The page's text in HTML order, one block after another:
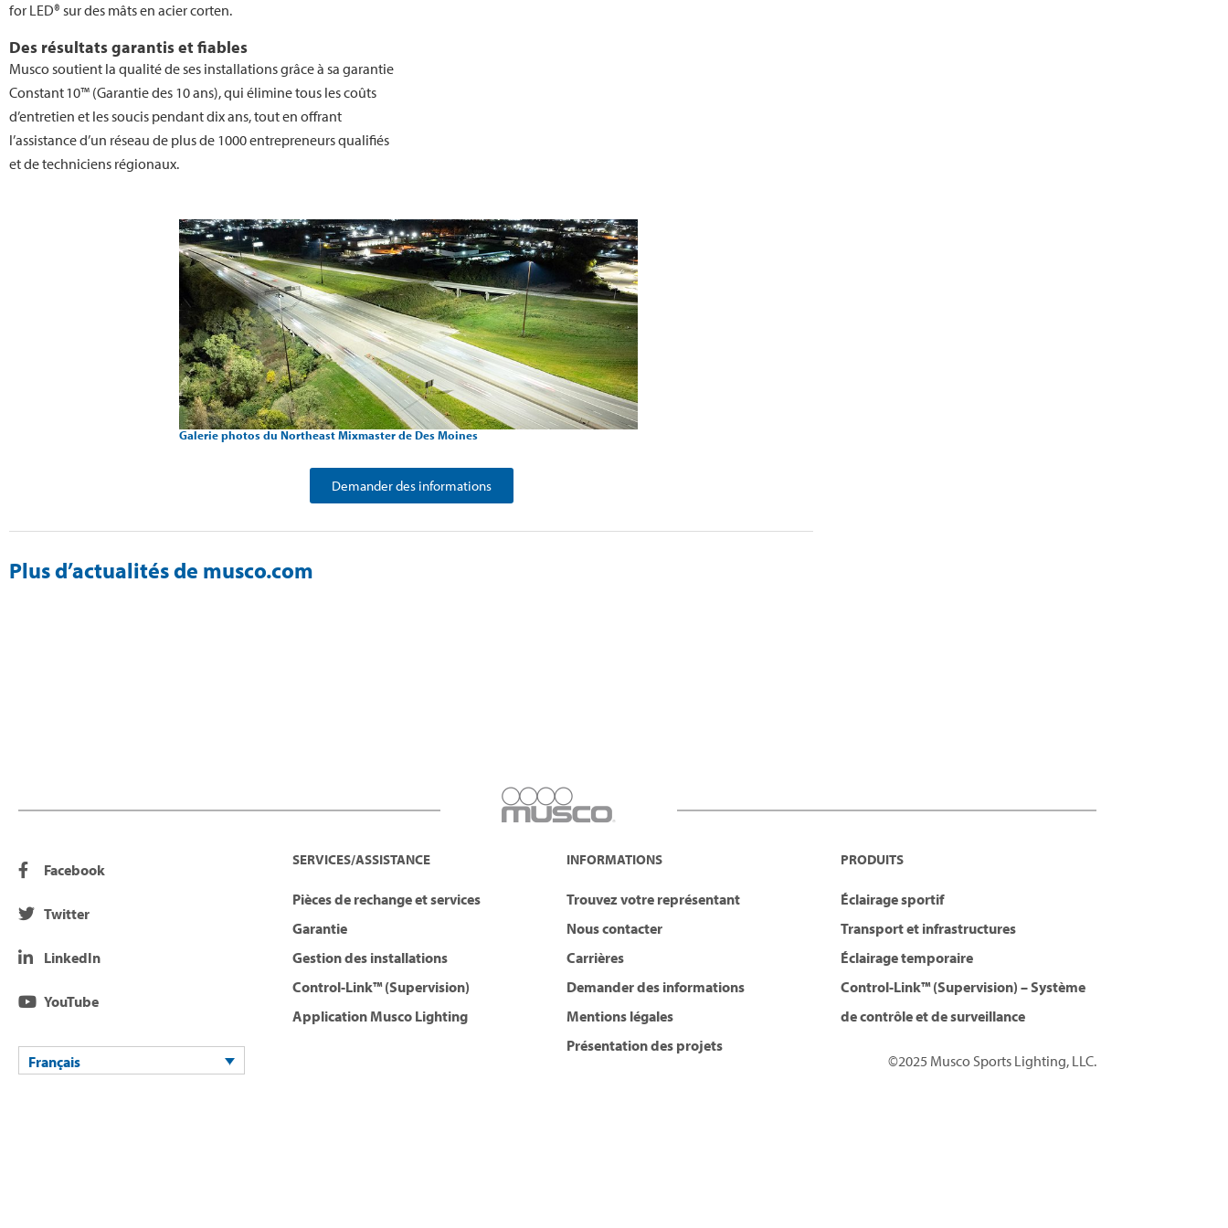
for LED® sur des mâts en acier corten.
Des résultats garantis et fiables
Musco soutient la qualité de ses installations grâce à sa garantie
Constant 10™ (Garantie des 10 ans), qui élimine tous les coûts
d’entretien et les soucis pendant dix ans, tout en offrant
l’assistance d’un réseau de plus de 1000 entrepreneurs qualifiés
et de techniciens régionaux.
Galerie photos du Northeast Mixmaster de Des Moines
Demander des informations
Plus d’actualités de musco.com
Facebook
Twitter
LinkedIn
YouTube
Français
SERVICES/ASSISTANCE
Pièces de rechange et services
Garantie
Gestion des installations
Control-Link™ (Supervision)
Application Musco Lighting
INFORMATIONS
Trouvez votre représentant
Nous contacter
Carrières
Demander des informations
Mentions légales
Présentation des projets
PRODUITS
Éclairage sportif
Transport et infrastructures
Éclairage temporaire
Control-Link™ (Supervision) – Système
de contrôle et de surveillance
©2025 Musco Sports Lighting, LLC.